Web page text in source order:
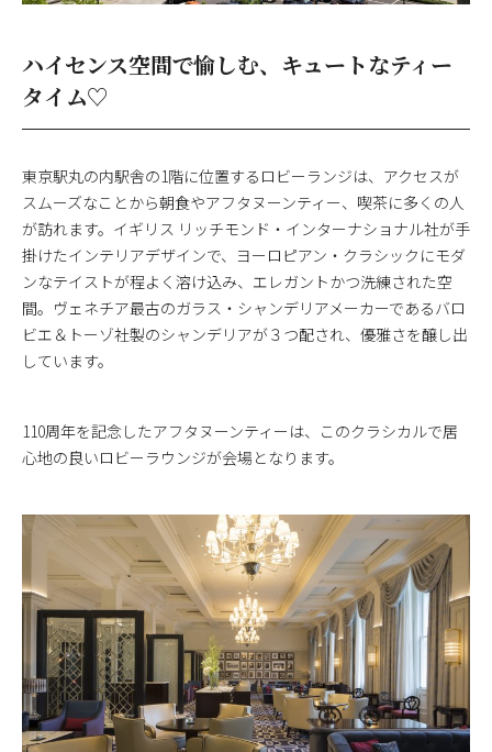
ハイセンス空間で愉しむ、キュートなティー
タイム♡
東京駅丸の内駅舎の1階に位置するロビーランジは、アクセスが
スムーズなことから朝食やアフタヌーンティー、喫茶に多くの人
が訪れます。イギリス リッチモンド・インターナショナル社が手
掛けたインテリアデザインで、ヨーロピアン・クラシックにモダ
ンなテイストが程よく溶け込み、エレガントかつ洗練された空
間。ヴェネチア最古のガラス・シャンデリアメーカーであるバロ
ビエ＆トーゾ社製のシャンデリアが３つ配され、優雅さを醸し出
しています。
110周年を記念したアフタヌーンティーは、このクラシカルで居
心地の良いロビーラウンジが会場となります。